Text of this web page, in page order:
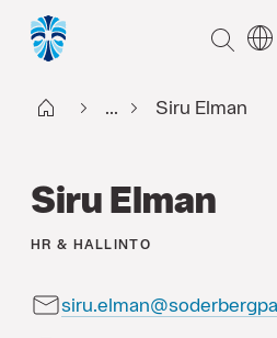
ETSI
Start FI ... Siru Elman
Siru Elman
HR & HALLINTO